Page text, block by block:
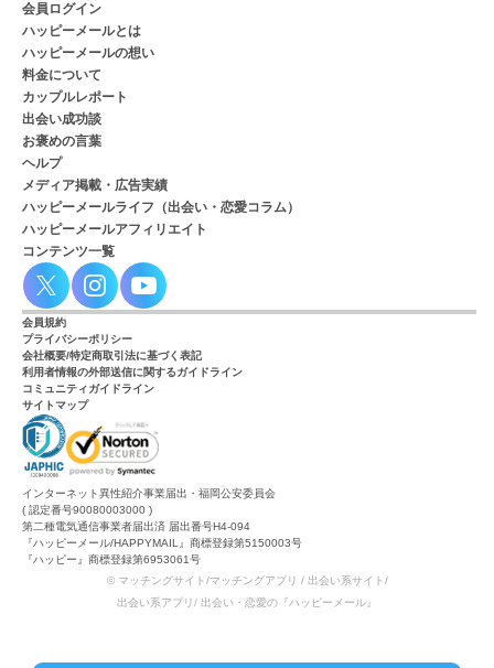
会員ログイン
ハッピーメールとは
ハッピーメールの想い
料金について
カップルレポート
出会い成功談
お褒めの言葉
ヘルプ
メディア掲載・広告実績
ハッピーメールライフ（出会い・恋愛コラム）
ハッピーメールアフィリエイト
コンテンツ一覧
会員規約
プライバシーポリシー
会社概要/特定商取引法に基づく表記
利用者情報の外部送信に関するガイドライン
コミュニティガイドライン
サイトマップ
インターネット異性紹介事業届出・福岡公安委員会
( 認定番号90080003000 )
第二種電気通信事業者届出済 届出番号H4-094
『ハッピーメール/HAPPYMAIL』商標登録第5150003号
『ハッピー』商標登録第6953061号
© マッチングサイト/マッチングアプリ / 出会い系サイト/
出会い系アプリ/ 出会い・恋愛の『ハッピーメール』